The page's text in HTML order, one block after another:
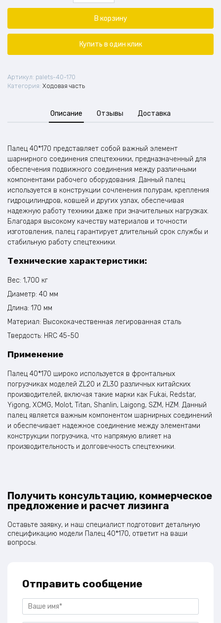
Палец
40*170В корзину
Купить в один клик
Артикул: palets-40-170
Категория: Ходовая часть
Описание Отзывы Доставка
Палец 40*170 представляет собой важный элемент
шарнирного соединения спецтехники, предназначенный для
обеспечения подвижного соединения между различными
компонентами рабочего оборудования. Данный палец
используется в конструкции сочленения полурам, крепления
гидроцилиндров, ковшей и других узлах, обеспечивая
надежную работу техники даже при значительных нагрузках.
Благодаря высокому качеству материалов и точности
изготовления, палец гарантирует длительный срок службы и
стабильную работу спецтехники.
Технические характеристики:
Вес: 1,700 кг
Диаметр: 40 мм
Длина: 170 мм
Материал: Высококачественная легированная сталь
Твердость: HRC 45-50
Применение
Палец 40*170 широко используется в фронтальных
погрузчиках моделей ZL20 и ZL30 различных китайских
производителей, включая такие марки как Fukai, Redstar,
Yigong, XCMG, Molot, Titan, Shanlin, Laigong, SZM, HZM. Данный
палец является важным компонентом шарнирных соединений
и обеспечивает надежное соединение между элементами
конструкции погрузчика, что напрямую влияет на
производительность и долговечность спецтехники.
Получить консультацию, коммерческое
предложение и расчет лизинга
Оставьте заявку, и наш специалист подготовит детальную
спецификацию модели Палец 40*170, ответит на ваши
вопросы.
Отправить сообщение